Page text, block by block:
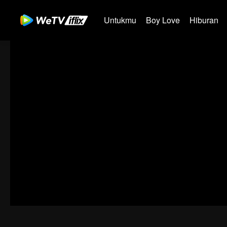
Untukmu Boy Love Hiburan